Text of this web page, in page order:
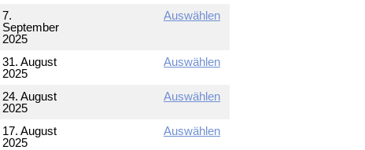
7.
September
2025
Auswählen
31. August
2025
Auswählen
24. August
2025
Auswählen
17. August
2025
Auswählen